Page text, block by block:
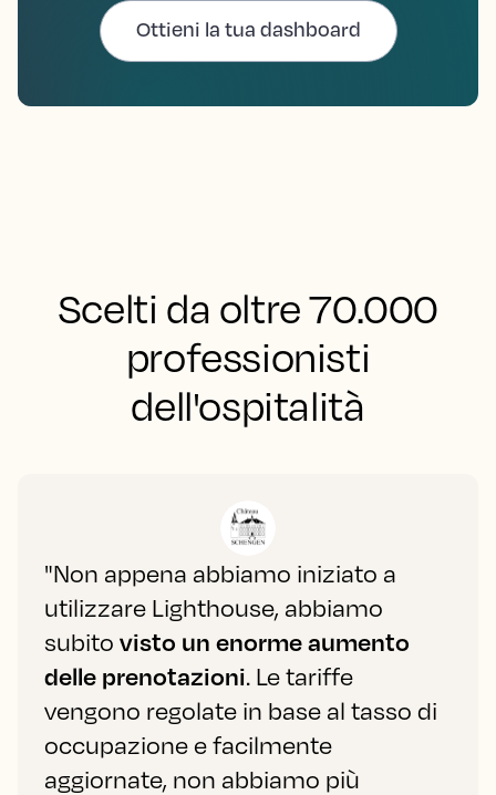
Ottieni la tua dashboard
Scelti da oltre 70.000
professionisti
dell'ospitalità
"Non appena abbiamo iniziato a
utilizzare Lighthouse, abbiamo
subito visto un enorme aumento
delle prenotazioni. Le tariffe
vengono regolate in base al tasso di
occupazione e facilmente
aggiornate, non abbiamo più